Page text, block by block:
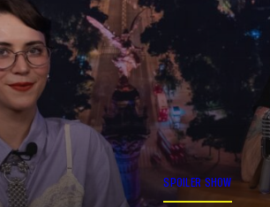
SPOILER SHOW